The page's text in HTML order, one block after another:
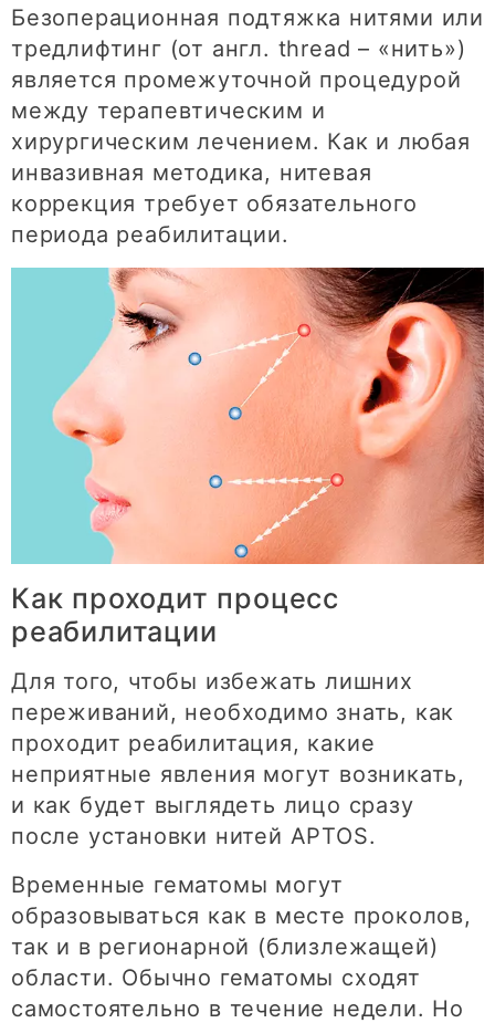
Безоперационная подтяжка нитями или
тредлифтинг (от англ. thread – «нить»)
является промежуточной процедурой
между терапевтическим и
хирургическим лечением. Как и любая
инвазивная методика, нитевая
коррекция требует обязательного
периода реабилитации.
Как проходит процесс
реабилитации
Для того, чтобы избежать лишних
переживаний, необходимо знать, как
проходит реабилитация, какие
неприятные явления могут возникать,
и как будет выглядеть лицо сразу
после установки нитей APTOS.
Временные гематомы могут
образовываться как в месте проколов,
так и в регионарной (близлежащей)
области. Обычно гематомы сходят
самостоятельно в течение недели. Но